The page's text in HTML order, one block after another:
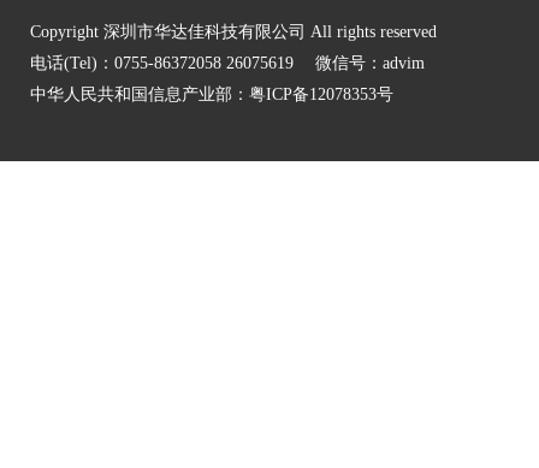
Copyright 深圳市华达佳科技有限公司 All rights reserved
电话(Tel)：0755-86372058 26075619 微信号：advim
中华人民共和国信息产业部： 粤ICP备12078353号